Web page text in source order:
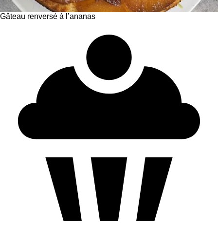
Gâteau renversé à l’ananas